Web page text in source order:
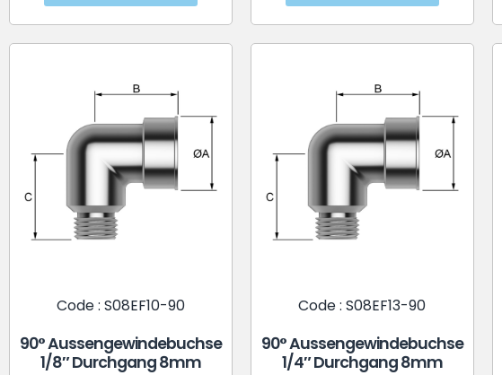
Code : S08EF10-90
90° Aussengewindebuchse
1/8″ Durchgang 8mm
Code : S08EF13-90
90° Aussengewindebuchse
1/4″ Durchgang 8mm